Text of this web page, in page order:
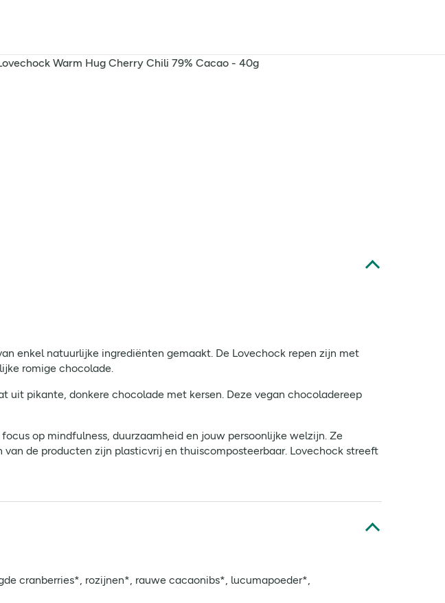
Warm Hug Cherry Chili 79% Cacao - 40g
enkel natuurlijke ingrediënten gemaakt. De Lovechock repen zijn met
romige chocolade.
uit pikante, donkere chocolade met kersen. Deze vegan chocoladereep
op mindfulness, duurzaamheid en jouw persoonlijke welzijn. Ze
de producten zijn plasticvrij en thuiscomposteerbaar. Lovechock streeft
cranberries*, rozijnen*, rauwe cacaonibs*, lucumapoeder*,